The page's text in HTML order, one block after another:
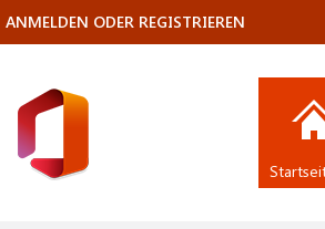
ANMELDEN ODER REGISTRIEREN